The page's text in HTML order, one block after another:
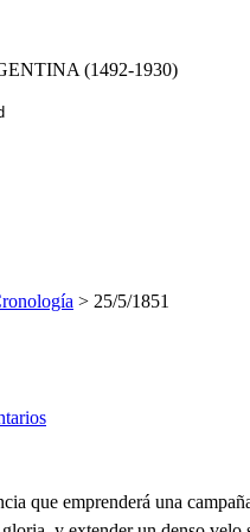
(1492-1930)
> 25/5/1851
que emprenderá una